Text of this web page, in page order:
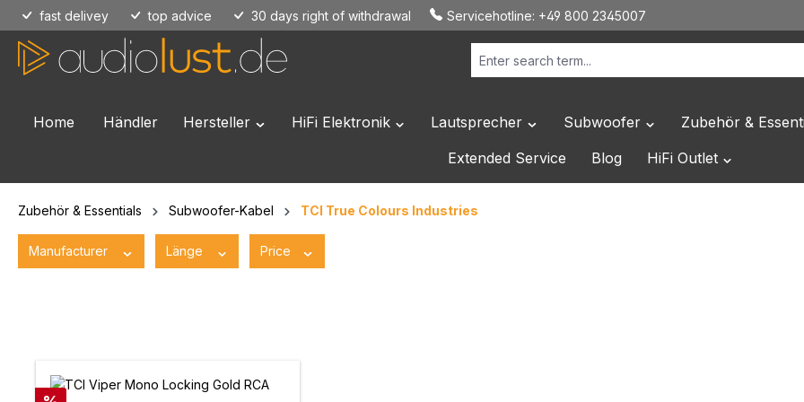
to main content
Skip to search
Skip to main navigation
fast delivey top advice 30 days right of withdrawal Servicehotline: +49 800 2345007
Home Händler Hersteller Open or close the dropdown menu from the category Hersteller
HiFi Elektronik Open or close the dropdown menu from the category HiFi Elektronik
Lautsprecher Open or close the dropdown menu from the
Subwoofer Open or close the
Zubehör &
Extended Service Blog HiFi Outlet Open or
Zubehör & Essentials Subwoofer-Kabel TCI True Colours Industries
Manufacturer Länge Price